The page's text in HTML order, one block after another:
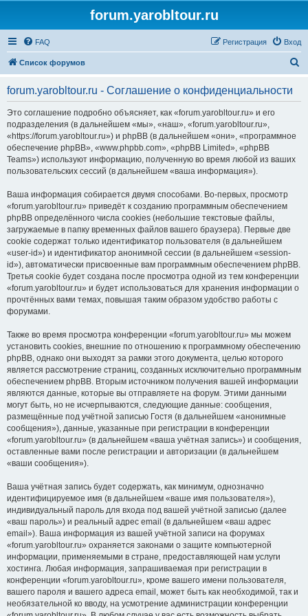
forum.yarobltour.ru
FAQ Вход
Регистрация
Список форумов
forum.yarobltour.ru - Соглашение о конфиденциальности
Это соглашение подробно объясняет, как «forum.yarobltour.ru» и его
подразделения (в дальнейшем «мы», «наш», «forum.yarobltour.ru»,
«https://forum.yarobltour.ru») и phpBB (в дальнейшем «они», «программное
обеспечение phpBB», «www.phpbb.com», «phpBB Limited», «phpBB
Teams») используют информацию, полученную во время любой из ваших
пользовательских сессий (в дальнейшем «ваша информация»).
Ваша информация собирается двумя способами. Во-первых, просмотр
«forum.yarobltour.ru» приведёт к созданию программным обеспечением
phpBB определённого числа cookies (небольшие текстовые файлы,
загружаемые в папку временных файлов вашего браузера). Первые две
cookie содержат только идентификатор пользователя (в дальнейшем
«user-id») и идентификатор анонимной сессии (в дальнейшем «session-
id»), автоматически присвоенные вам программным обеспечением phpBB.
Третья cookie будет создана после просмотра одной из тем конференции
«forum.yarobltour.ru» и будет использоваться для хранения информации о
прочтённых вами темах, повышая таким образом удобство работы с
форумами.
Также во время просмотра конференции «forum.yarobltour.ru» мы можем
установить cookies, внешние по отношению к программному обеспечению
phpBB, однако они выходят за рамки этого документа, целью которого
является рассмотрение страниц, созданных исключительно программным
обеспечением phpBB. Вторым источником получения вашей информации
являются данные, которые вы отправляете на форум. Этими данными
могут быть, но не исчерпываются, следующие данные: сообщения,
размещённые под учётной записью Гостя (в дальнейшем «анонимные
сообщения»), данные, указанные при регистрации в конференции
«forum.yarobltour.ru» (в дальнейшем «ваша учётная запись») и сообщения,
оставленные вами после регистрации и авторизации (в дальнейшем
«ваши сообщения»).
Ваша учётная запись будет содержать, как минимум, однозначно
идентифицируемое имя (в дальнейшем «ваше имя пользователя»),
индивидуальный пароль для входа под вашей учётной записью (далее
«ваш пароль») и реальный адрес email (в дальнейшем «ваш адрес
email»). Ваша информация из вашей учётной записи на форумах
«forum.yarobltour.ru» охраняется законами о защите компьютерной
информации, применяемыми в стране, предоставляющей нам услуги
хостинга. Любая информация, запрашиваемая при регистрации в
конференции «forum.yarobltour.ru», кроме вашего имени пользователя,
вашего пароля и вашего адреса email, может быть как необходимой, так и
необязательной ко вводу, на усмотрение администрации конференции